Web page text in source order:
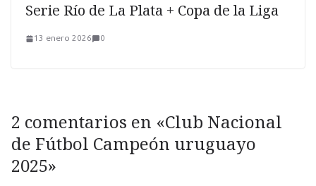
Serie Río de La Plata + Copa de la Liga
13 enero 2026 0
2 comentarios en «Club Nacional
de Fútbol Campeón uruguayo
2025»